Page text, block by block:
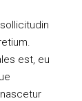
est, eu